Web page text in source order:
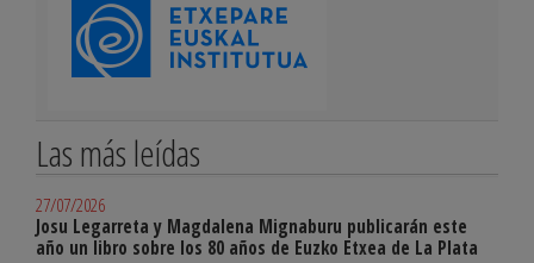
Las más leídas
27/07/2026
Josu Legarreta y Magdalena Mignaburu publicarán este
año un libro sobre los 80 años de Euzko Etxea de La Plata